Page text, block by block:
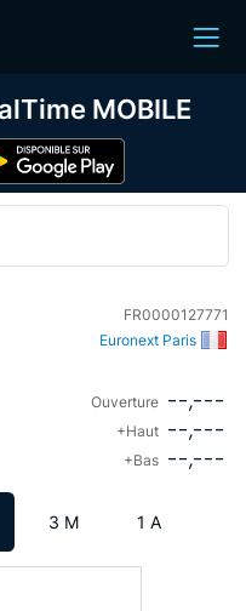
FR0000127771
Euronext Paris
Ouverture --,---
+Haut --,---
+Bas --,---
3 M 1 A
MOBILE